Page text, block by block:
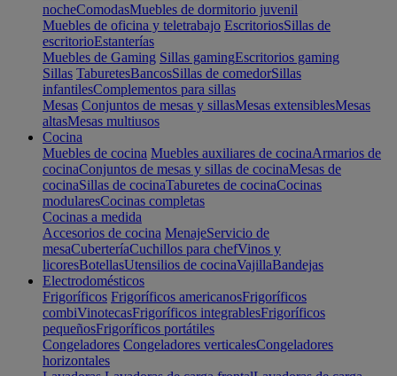
nocheComodasMuebles de dormitorio juvenil
Muebles de oficina y teletrabajo EscritoriosSillas de
escritorioEstanterías
Muebles de Gaming Sillas gamingEscritorios gaming
Sillas TaburetesBancosSillas de comedorSillas
infantilesComplementos para sillas
Mesas Conjuntos de mesas y sillasMesas extensiblesMesas
altasMesas multiusos
Cocina
Muebles de cocina Muebles auxiliares de cocinaArmarios de
cocinaConjuntos de mesas y sillas de cocinaMesas de
cocinaSillas de cocinaTaburetes de cocinaCocinas
modularesCocinas completas
Cocinas a medida
Accesorios de cocina MenajeServicio de
mesaCuberteríaCuchillos para chefVinos y
licoresBotellasUtensilios de cocinaVajillaBandejas
Electrodomésticos
Frigoríficos Frigoríficos americanosFrigoríficos
combiVinotecasFrigoríficos integrablesFrigoríficos
pequeñosFrigoríficos portátiles
Congeladores Congeladores verticalesCongeladores
horizontales